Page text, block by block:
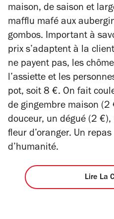
maison, de saison et
mafflu mafé aux
gombos. Important à
prix s’adaptent à la
ne payent pas, les
l’assiette et les
pot, soit 8 €. On fait
de gingembre maison (2
douceur, un dégué (2
fleur d’oranger. Un
d’humanité.
Lire La